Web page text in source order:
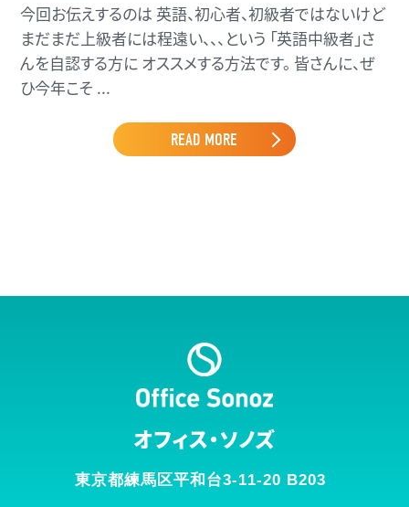
今回お伝えするのは 英語、初心者、初級者ではないけど
まだまだ上級者には程遠い、、、という 「英語中級者」さ
んを自認する方に オススメする方法です。 皆さんに、ぜ
ひ今年こそ ...
READ MORE
オフィス・ソノズ
東京都練馬区平和台3-11-20 B203